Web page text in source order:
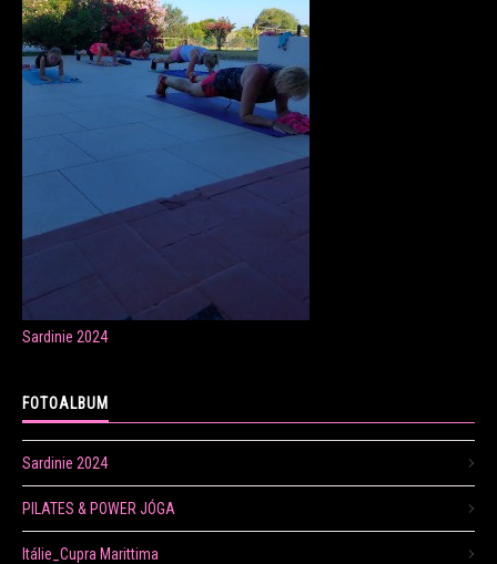
CENÍK
ONLINE LEKCE CVIČENÍ
Sardinie 2024
FOTOALBUM
Sardinie 2024
PILATES & POWER JÓGA
Itálie_Cupra Marittima